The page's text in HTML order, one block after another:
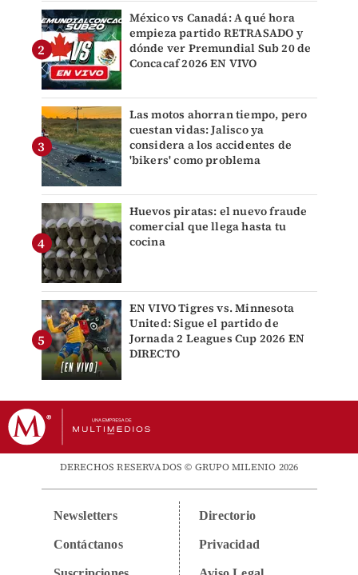
México vs Canadá: A qué hora
empieza partido RETRASADO y
dónde ver Premundial Sub 20 de
Concacaf 2026 EN VIVO
Las motos ahorran tiempo, pero
cuestan vidas: Jalisco ya
considera a los accidentes de
'bikers' como problema
Huevos piratas: el nuevo fraude
comercial que llega hasta tu
cocina
EN VIVO Tigres vs. Minnesota
United: Sigue el partido de
Jornada 2 Leagues Cup 2026 EN
DIRECTO
DERECHOS RESERVADOS © GRUPO MILENIO 2026
Newsletters
Contáctanos
Directorio
Privacidad